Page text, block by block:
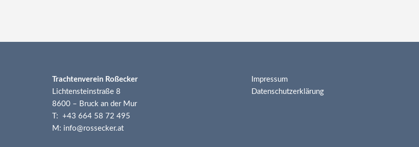
Trachtenverein Roßecker
Lichtensteinstraße 8
8600 – Bruck an der Mur
T: +43 664 58 72 495
M: info@rossecker.at
Impressum
Datenschutzerklärung